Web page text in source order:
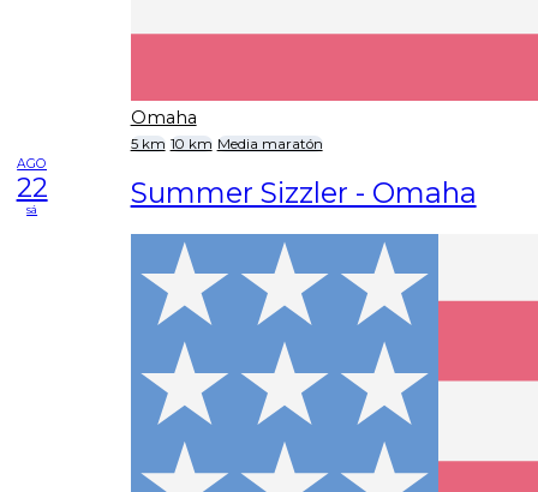
Omaha
5 km 10 km Media maratón
AGO
22
sá Summer Sizzler - Omaha